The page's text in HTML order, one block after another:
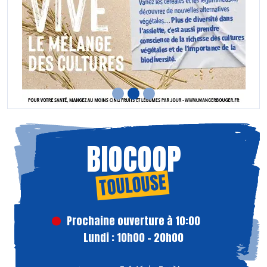
BIOCOOP
TOULOUSE
Prochaine ouverture à 10:00
Lundi : 10h00 - 20h00